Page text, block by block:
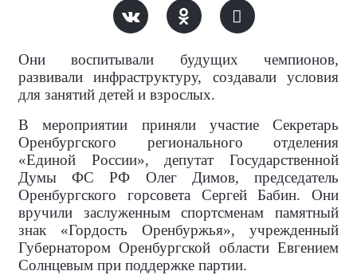
Они воспитывали будущих чемпионов,
развивали инфраструктуру, создавали условия
для занятий детей и взрослых.
В мероприятии приняли участие Секретарь
Оренбургского регионального отделения
«Единой России», депутат Государственной
Думы ФС РФ Олег Димов, председатель
Оренбургского горсовета Сергей Бабин. Они
вручили заслуженным спортсменам памятный
знак «Гордость Оренбуржья», учрежденный
Губернатором Оренбургской области Евгением
Солнцевым при поддержке партии.